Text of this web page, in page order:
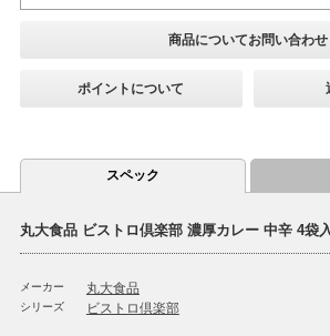
商品についてお問い合わせ
ポイントについて
スペック
丸大食品 ビストロ倶楽部 濃厚カレー 中辛 4袋
メーカー 丸大食品
シリーズ ビストロ倶楽部